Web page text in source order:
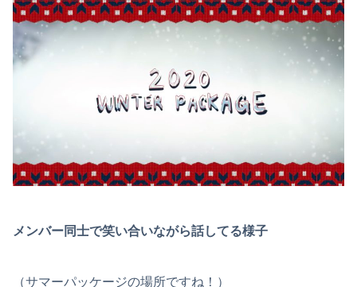
メンバー同士で笑い合いながら話してる様子
（サマーパッケージの場所ですね！）